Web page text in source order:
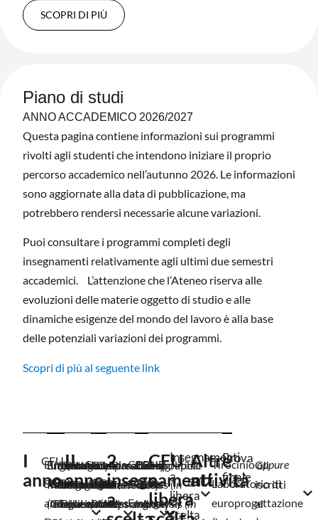
SCOPRI DI PIÙ
Piano di studi
ANNO ACCADEMICO 2026/2027
Questa pagina contiene informazioni sui programmi
rivolti agli studenti che intendono iniziare il proprio
percorso accademico nell’autunno 2026. Le informazioni
sono aggiornate alla data di pubblicazione, ma
potrebbero rendersi necessarie alcune variazioni.
Puoi consultare i programmi completi degli
insegnamenti relativamente agli ultimi due semestri
accademici. L’attenzione che l’Ateneo riserva alle
evoluzioni delle materie oggetto di studio e alle
dinamiche esigenze del mondo del lavoro è alla base
delle potenziali variazioni dei programmi.
Scopri di più al seguente link
I
anno
CFU
European
Security
and
10
English for
Intelligence
(in inglese)
8
International
Relations,
Global
8
Institutional
and Political
Frameworks
8
Strategic HR
management
nella security
8
Deviant
Behavior of
Political
8
II
anno
Seconda
lingua(a
scelta tra
6
Comparative
Cybersecurity
Policies and
8
Cybersecurity
Risk
Assessment
8
International
Relations
and
8
2
insegnamenti
a
CBRNE
Events:
Emergency
8
Demographic
Trends(in
inglese)
8
Geopolitical
Risk
Analysis(in
8
CFU
a
libera
Insegnamenti
a
libera
scelta
8
Altre
attività
Tirociniooppure
Laboratorio di
europrogettazione
4
Prova
finale
12
Gli
iscritti
al